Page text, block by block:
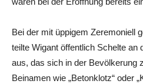
Bei der mit üppigem Zeremoniell
teilte Wigant öffentlich Schelte an
aus, das sich in der Bevölkerung
Beinamen wie „Betonklotz“ oder